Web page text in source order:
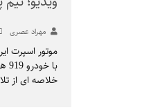
مهراد عصری
خلاصه ای از